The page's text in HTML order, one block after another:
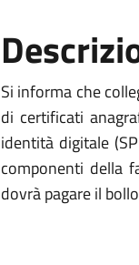
Si informa che
di certificati
identità digitale
componenti della
dovrà pagare il